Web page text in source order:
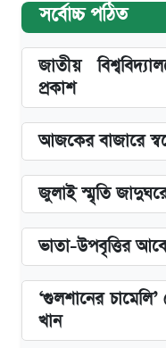
সর্বোচ্চ পঠিত
জাতীয়
প্রকাশ
আজকের বাজারে
জুলাই স্মৃতি
ভাতা-উপবৃত্তির
‘গুলশানের
খান